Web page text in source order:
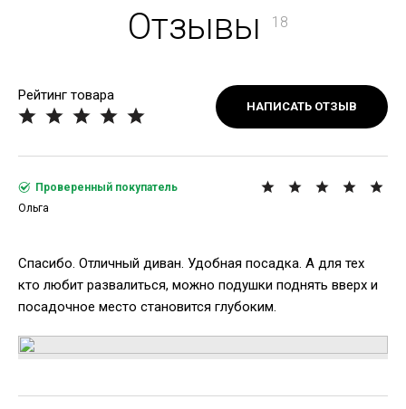
Отзывы 18
Рейтинг товара
НАПИСАТЬ ОТЗЫВ
Спасибо. Отличный диван. Удобная посадка. А для тех
кто любит развалиться, можно подушки поднять вверх и
посадочное место становится глубоким.
Проверенный покупатель
Ольга